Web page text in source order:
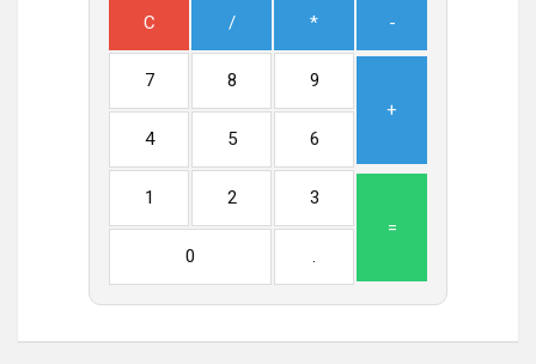
C / * -
7 8
9
+
4
5 6
1 2
3
=
0
.